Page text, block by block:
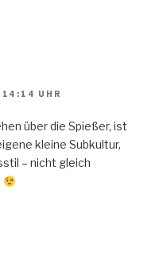
UHR
über die Spießer, ist
kleine Subkultur,
– nicht gleich